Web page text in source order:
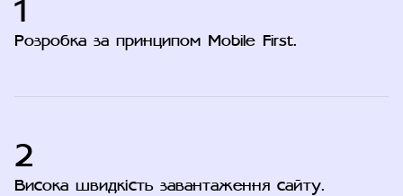
1
Розробка за принципом Mobile First.
2
Висока швидкість завантаження сайту.